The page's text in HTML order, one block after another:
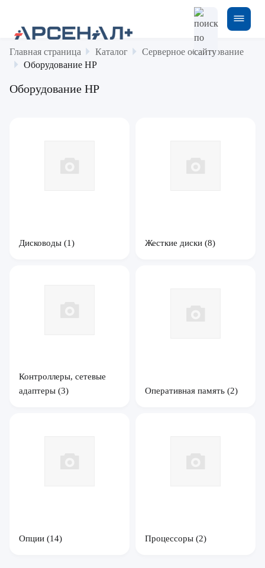
Главная страница Каталог
Серверное оборудование
Оборудование HP
Оборудование HP
Дисководы (1) Жесткие диски (8)
Контроллеры, сетевые
адаптеры (3) Оперативная память (2)
Опции (14) Процессоры (2)